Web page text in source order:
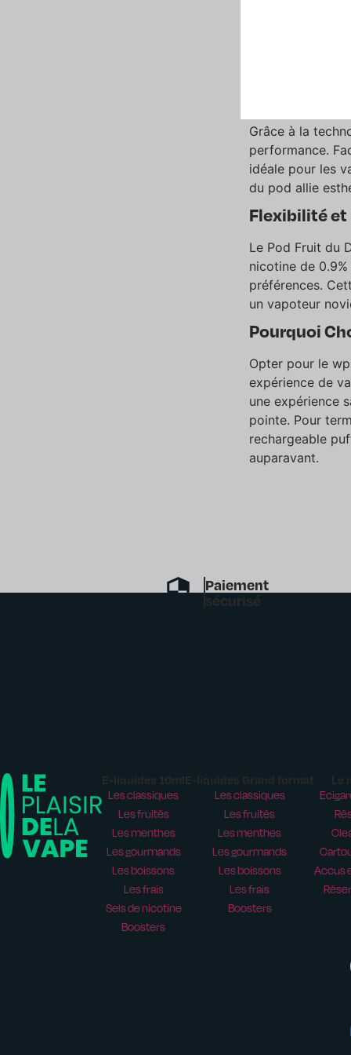
Le Pod Fruit
juteux de fruit
expérience
révélant des
Grâce à la
performance.
idéale pour les
du pod allie
Flexibilité et
Le Pod Fruit du
nicotine de
préférences.
un vapoteur
Pourquoi
Opter pour le
expérience de
une expérience
pointe. Pour
rechargeable
auparavant.
E-liquides 10ml
Les classiques
Les fruités
Les menthes
Les gourmands
Les boissons
Les frais
Sels de nicotine
Boosters
E-liquides Grand format
Les classiques
Les fruités
Les menthes
Les gourmands
Les boissons
Les frais
Boosters
Paiement
sécurisé
Le
Accus